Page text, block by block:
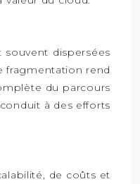
souvent dispersées
fragmentation rend
du parcours
à des efforts
de coûts et